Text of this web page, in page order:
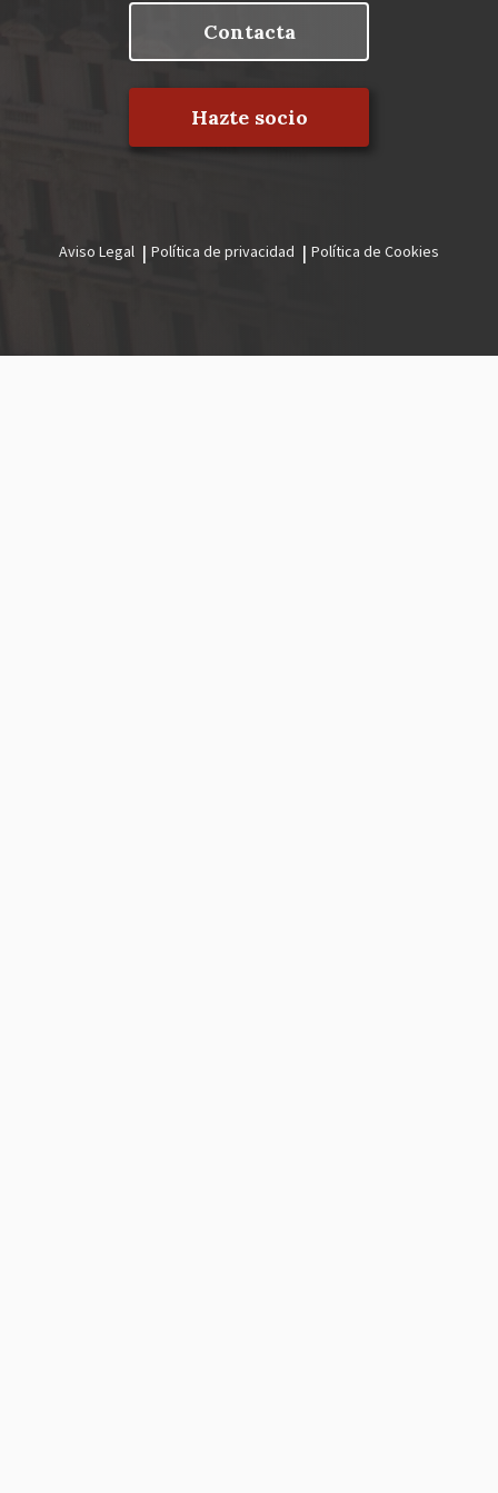
Contacta
Hazte socio
legal
Aviso Legal Política de privacidad Política de Cookies